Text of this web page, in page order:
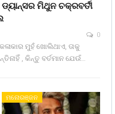
ମିଥୁନ ଚକ୍ରବର୍ତୀ
0
ମୁହଁ ଖୋଲିଥାଏ, ତାକୁ
, କିନ୍ତୁ ବର୍ତମାନ ଯେଉଁ…
ମନୋରଞ୍ଜନ